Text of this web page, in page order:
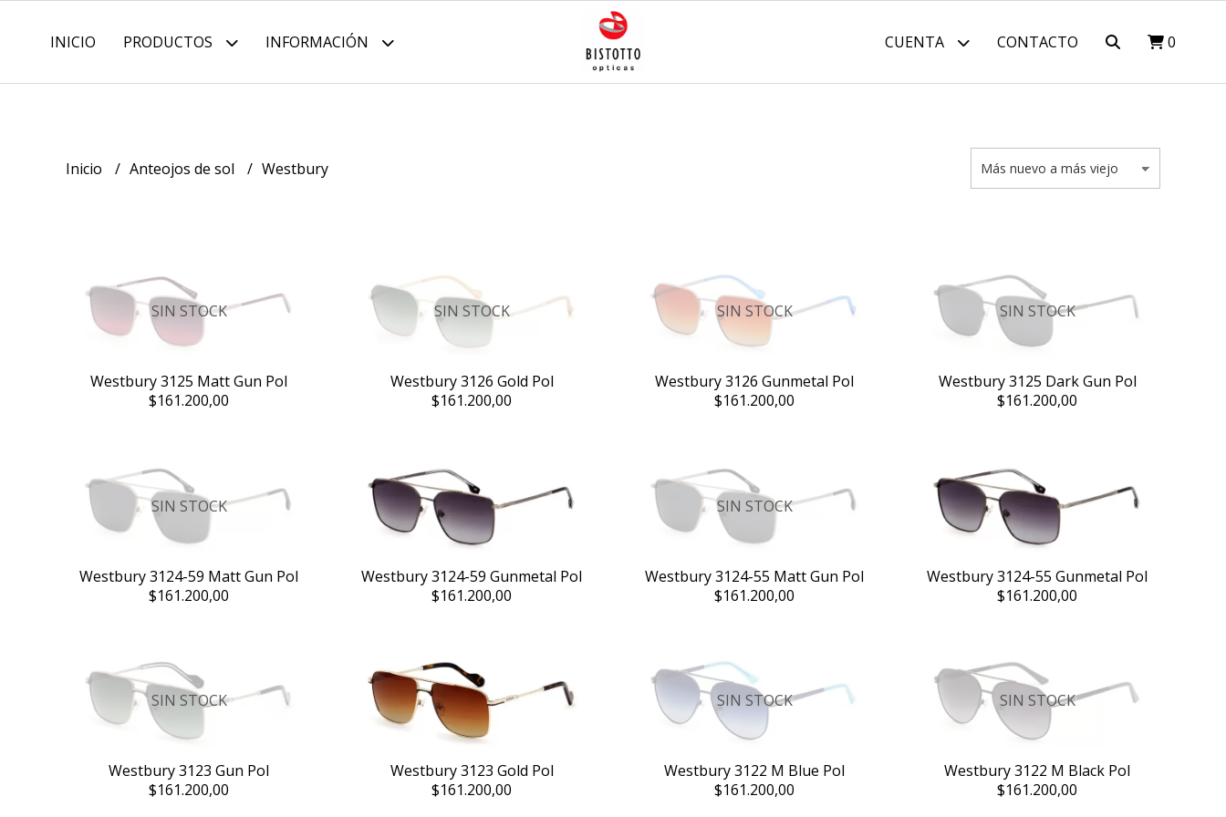
INICIO PRODUCTOS INFORMACIÓN CUENTA CONTACTO 0
Inicio Anteojos de sol Westbury
SIN STOCK
Westbury 3125 Matt Gun Pol
$161.200,00
SIN STOCK
Westbury 3126 Gold Pol
$161.200,00
SIN STOCK
Westbury 3126 Gunmetal Pol
$161.200,00
SIN STOCK
Westbury 3125 Dark Gun Pol
$161.200,00
SIN STOCK
Westbury 3124-59 Matt Gun Pol
$161.200,00
Westbury 3124-59 Gunmetal Pol
$161.200,00
SIN STOCK
Westbury 3124-55 Matt Gun Pol
$161.200,00
Westbury 3124-55 Gunmetal Pol
$161.200,00
SIN STOCK
Westbury 3123 Gun Pol
$161.200,00
Westbury 3123 Gold Pol
$161.200,00
SIN STOCK
Westbury 3122 M Blue Pol
$161.200,00
SIN STOCK
Westbury 3122 M Black Pol
$161.200,00